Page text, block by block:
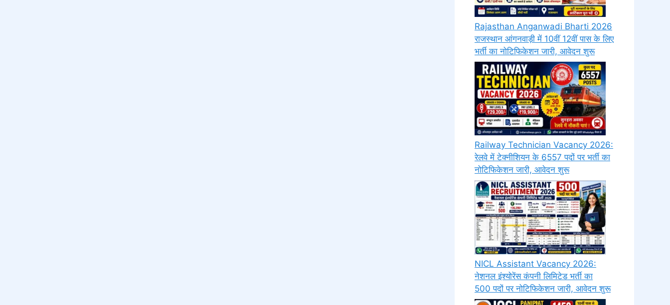
Rajasthan Anganwadi Bharti 2026
राजस्थान आंगनवाड़ी में 10वीं 12वीं पास के लिए
भर्ती का नोटिफिकेशन जारी, आवेदन शुरू
Railway Technician Vacancy 2026:
रेलवे में टेक्नीशियन के 6557 पदों पर भर्ती का
नोटिफिकेशन जारी, आवेदन शुरू
NICL Assistant Vacancy 2026:
नेशनल इंश्योरेंस कंपनी लिमिटेड भर्ती का
500 पदों पर नोटिफिकेशन जारी, आवेदन शुरू